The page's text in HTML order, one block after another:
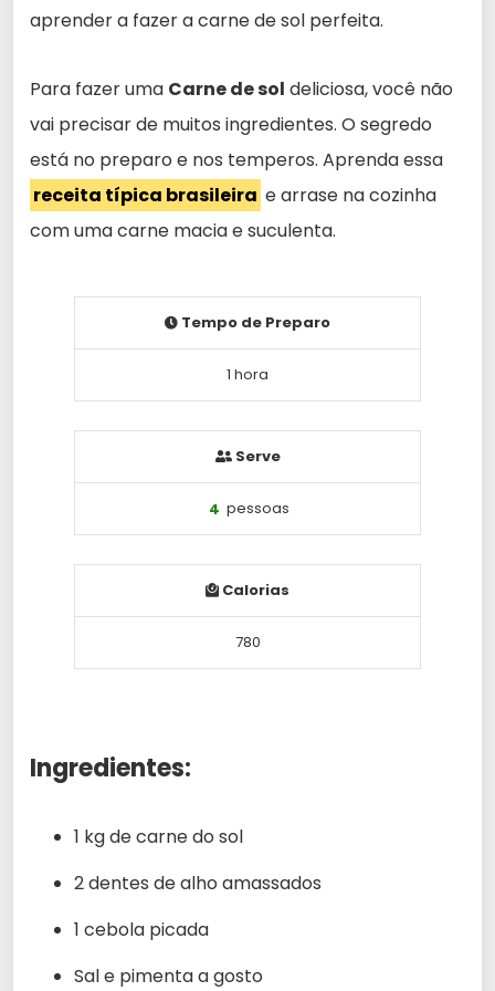
aprender a fazer a carne de sol perfeita.
Para fazer uma Carne de sol deliciosa, você não
vai precisar de muitos ingredientes. O segredo
está no preparo e nos temperos. Aprenda essa
receita típica brasileira e arrase na cozinha
com uma carne macia e suculenta.
Tempo de Preparo
1 hora
Serve
4 pessoas
Calorias
780
Ingredientes:
1 kg de carne do sol
2 dentes de alho amassados
1 cebola picada
Sal e pimenta a gosto